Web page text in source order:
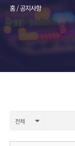
홈 / 공지사항